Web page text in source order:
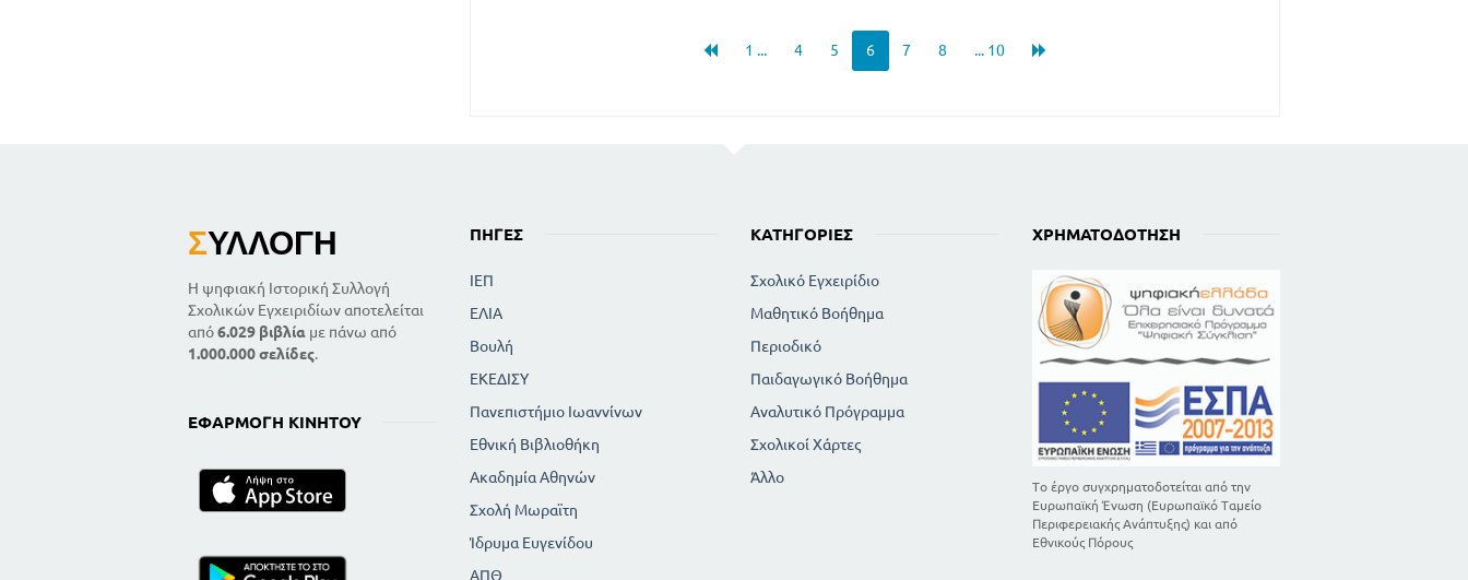
1 ... 4 5 6 7 8 ... 10
ΣΥΛΛΟΓΉ
Η ψηφιακή Ιστορική Συλλογή
Σχολικών Εγχειριδίων αποτελείται
από6.029 βιβλία με πάνω από
1.000.000 σελίδες.
ΕΦΑΡΜΟΓΉ ΚΙΝΗΤΟΎ
ΠΗΓΈΣ
ΙΕΠ
ΕΛΙΑ
Βουλή
ΕΚΕΔΙΣΥ
Πανεπιστήμιο Ιωαννίνων
Εθνική Βιβλιοθήκη
Ακαδημία Αθηνών
Σχολή Μωραϊτη
Ίδρυμα Ευγενίδου
ΑΠΘ
ΚΑΤΗΓΟΡΊΕΣ
Σχολικό Εγχειρίδιο
Μαθητικό Βοήθημα
Περιοδικό
Παιδαγωγικό Βοήθημα
Αναλυτικό Πρόγραμμα
Σχολικοί Χάρτες
Άλλο
ΧΡΗΜΑΤΟΔΌΤΗΣΗ
Το έργο συγχρηματοδοτείται από την
Ευρωπαϊκή Ένωση (Ευρωπαϊκό Ταμείο
Περιφερειακής Ανάπτυξης) και από
Εθνικούς Πόρους